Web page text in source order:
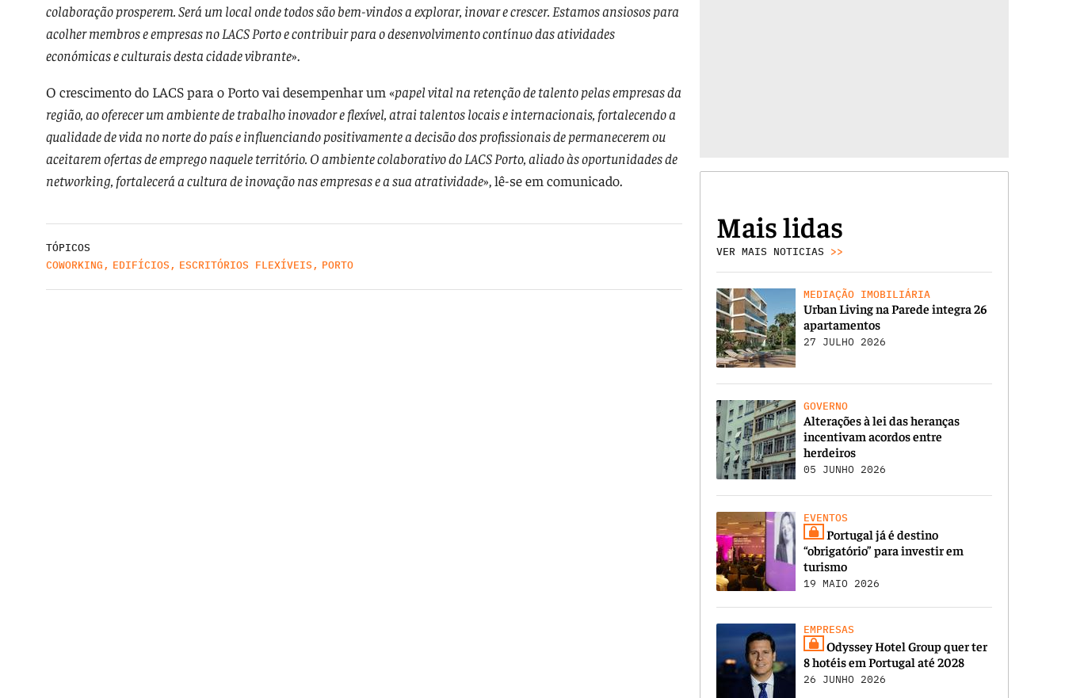
colaboração prosperem. Será um local onde todos são bem-vindos a explorar, inovar e crescer. Estamos ansiosos para
acolher membros e empresas no LACS Porto e contribuir para o desenvolvimento contínuo das atividades
económicas e culturais desta cidade vibrante».
O crescimento do LACS para o Porto vai desempenhar um «papel vital na retenção de talento pelas empresas da
região, ao oferecer um ambiente de trabalho inovador e flexível, atrai talentos locais e internacionais, fortalecendo a
qualidade de vida no norte do país e influenciando positivamente a decisão dos profissionais de permanecerem ou
aceitarem ofertas de emprego naquele território. O ambiente colaborativo do LACS Porto, aliado às oportunidades de
networking, fortalecerá a cultura de inovação nas empresas e a sua atratividade», lê-se em comunicado.
TÓPICOS
COWORKING , EDIFÍCIOS , ESCRITÓRIOS FLEXÍVEIS , PORTO
Mais lidas
VER MAIS NOTICIAS >>
MEDIAÇÃO IMOBILIÁRIA
Urban Living na Parede integra 26
apartamentos
27 JULHO 2026
GOVERNO
Alterações à lei das heranças
incentivam acordos entre
herdeiros
05 JUNHO 2026
EVENTOS
Portugal já é destino
“obrigatório” para investir em
turismo
19 MAIO 2026
EMPRESAS
Odyssey Hotel Group quer ter
8 hotéis em Portugal até 2028
26 JUNHO 2026